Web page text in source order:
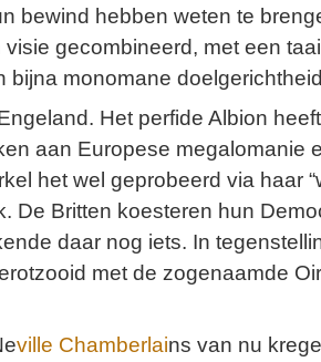
bewind hebben weten te
visie gecombineerd, met een
bijna monomane
Het perfide Albion
aan Europese megalomanie
het wel geprobeerd via haar
De Britten koesteren hun
daar nog iets. In
met de zogenaamde
ville Chamberlains van nu